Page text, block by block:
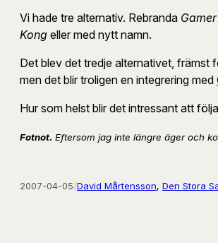
Vi hade tre alternativ. Rebranda Gamer
Kong eller med nytt namn.
Det blev det tredje alternativet, främst
men det blir troligen en integrering med
Hur som helst blir det intressant att följa
Fotnot. Eftersom jag inte längre äger och
2007-04-05/David Mårtensson, Den Stora